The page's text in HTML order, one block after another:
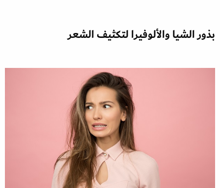
بذور الشيا والألوفيرا لتكثيف الشعر